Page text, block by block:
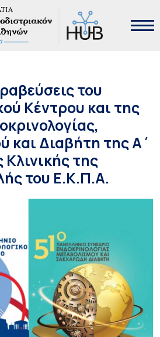
του
Κέντρου και της
και Διαβήτη της Α΄
Κλινικής της
του Ε.Κ.Π.Α.